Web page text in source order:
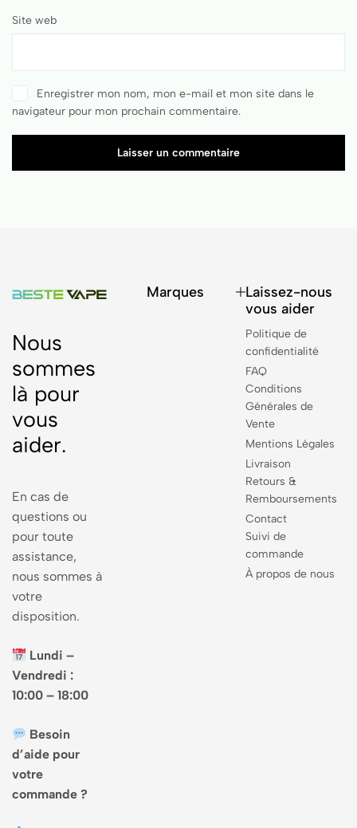
Site web
Enregistrer mon nom, mon e-mail et mon site dans le
navigateur pour mon prochain commentaire.
Laisser un commentaire
Nous
sommes
là pour
vous
aider.
En cas de
questions ou
pour toute
assistance,
nous sommes à
votre
disposition.
Lundi –
Vendredi :
10:00 – 18:00
Besoin
d’aide pour
votre
commande ?
Marques
Laissez-nous
vous aider
Politique de
confidentialité
FAQ
Conditions
Générales de
Vente
Mentions Légales
Livraison
Retours &
Remboursements
Contact
Suivi de
commande
À propos de nous